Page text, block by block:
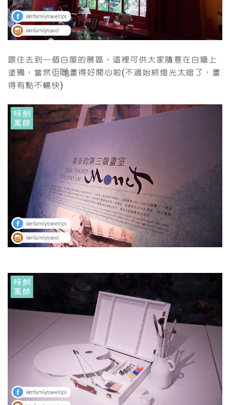
跟住去到一個白屋的展區，這裡可供大家隨意在白牆上
塗鴉，當然佢哋畫得好開心啦(不過始終燈光太暗了，畫
得有點不暢快)